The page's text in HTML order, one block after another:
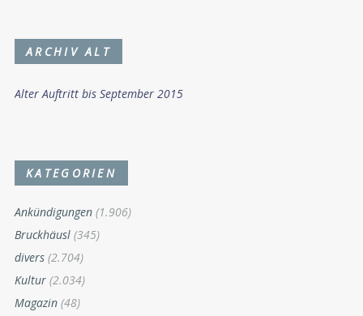
ARCHIV ALT
Alter Auftritt bis September 2015
KATEGORIEN
Ankündigungen (1.906)
Bruckhäusl (345)
divers (2.704)
Kultur (2.034)
Magazin (48)